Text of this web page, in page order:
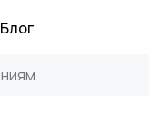
Блог